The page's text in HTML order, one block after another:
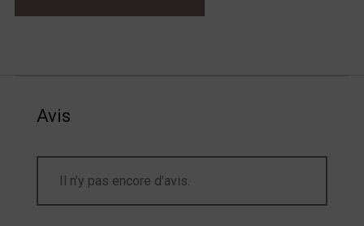
Avis
Il n’y pas encore d’avis.